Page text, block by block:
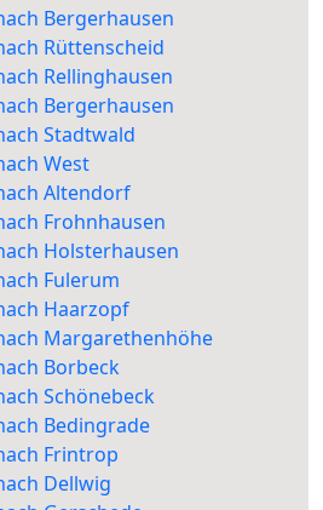
Bergerhausen
Rüttenscheid
Rellinghausen
Bergerhausen
Stadtwald
West
Altendorf
Frohnhausen
Holsterhausen
Fulerum
Haarzopf
Margarethenhöhe
Borbeck
Schönebeck
Bedingrade
Frintrop
Dellwig